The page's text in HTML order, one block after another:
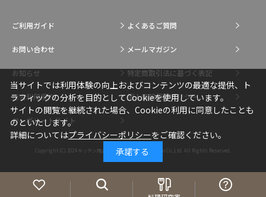
ご利用ガイド よくあるご質問
お問い合わせ メールマガジン
お知らせ 特定商取引法に基づく表記
総合利用規約 個人情報保護ポリシー
コーポレートサイト
Copyright (C) 2024 キッチン用品・調理用品の通販はIkesho Co.,Ltd. All Rights Reserved.
当サイトでは利用体験の向上およびコンテンツの最適な提供、ト
ラフィックの分析を目的としてCookieを使用しています。
サイトの閲覧を継続された場合、Cookieの利用に同意したことも
のといたします。
詳細についてはプライバシーポリシーをご確認ください。
承諾する